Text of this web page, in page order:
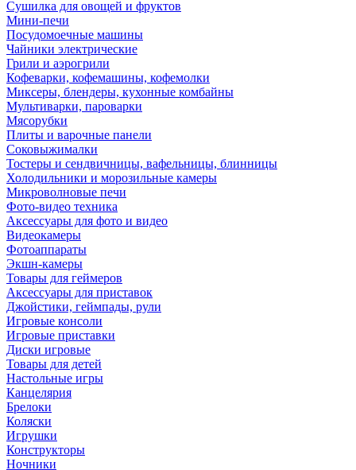
Сушилка для овощей и фруктов
Мини-печи
Посудомоечные машины
Чайники электрические
Грили и аэрогрили
Кофеварки, кофемашины, кофемолки
Миксеры, блендеры, кухонные комбайны
Мультиварки, пароварки
Мясорубки
Плиты и варочные панели
Соковыжималки
Тостеры и сендвичницы, вафельницы, блинницы
Холодильники и морозильные камеры
Микроволновые печи
Фото-видео техника
Аксессуары для фото и видео
Видеокамеры
Фотоаппараты
Экшн-камеры
Товары для геймеров
Аксессуары для приставок
Джойстики, геймпады, рули
Игровые консоли
Игровые приставки
Диски игровые
Товары для детей
Настольные игры
Канцелярия
Брелоки
Коляски
Игрушки
Конструкторы
Ночники